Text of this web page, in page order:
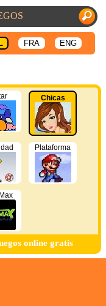
FRA ENG
Chicas
Plataforma
online gratis